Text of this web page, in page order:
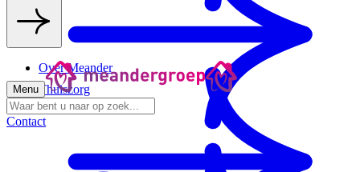
Thuiszorg
Over Meander
Menu
Contact